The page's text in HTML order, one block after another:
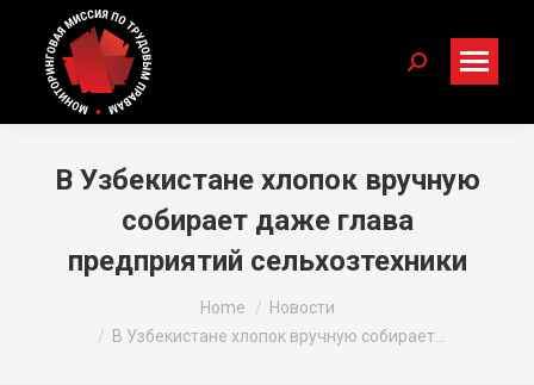
Search:
В Узбекистане хлопок вручную
собирает даже глава
предприятий сельхозтехники
Home
Новости
В Узбекистане хлопок вручную собирает…